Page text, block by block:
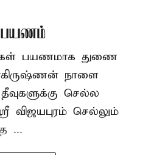
பயணம்
பயணமாக துணை
நாளை
செல்ல
விஜயபுரம் செல்லும்
...